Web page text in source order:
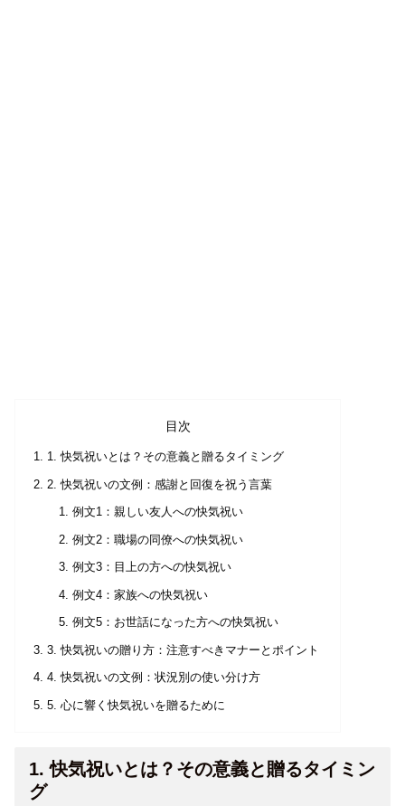
目次
1. 快気祝いとは？その意義と贈るタイミング
2. 快気祝いの文例：感謝と回復を祝う言葉
例文1：親しい友人への快気祝い
例文2：職場の同僚への快気祝い
例文3：目上の方への快気祝い
例文4：家族への快気祝い
例文5：お世話になった方への快気祝い
3. 快気祝いの贈り方：注意すべきマナーとポイント
4. 快気祝いの文例：状況別の使い分け方
5. 心に響く快気祝いを贈るために
1. 快気祝いとは？その意義と贈るタイミン
グ